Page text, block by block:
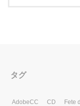
タグ
AdobeCC CD Fete